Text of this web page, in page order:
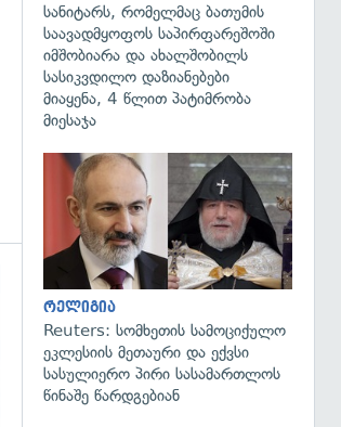
გადახედვა
სანიტარს, რომელმაც ბათუმის
საავადმყოფოს საპირფარეშოში
იმშობიარა და ახალშობილს
სასიკვდილო დაზიანებები
მიაყენა, 4 წლით პატიმრობა
მიესაჯა
რელიგია
Reuters: სომხეთის სამოციქულო
ეკლესიის მეთაური და ექვსი
სასულიერო პირი სასამართლოს
წინაშე წარდგებიან